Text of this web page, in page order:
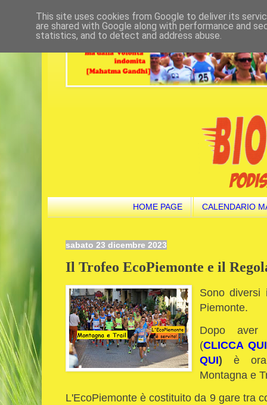
HOME PAGE CALENDARIO
sabato 23 dicembre 2023
Il Trofeo EcoPiemonte e il
Sono diversi
Piemonte.
Dopo aver
(CLICCA QUI
QUI) è ora
Montagna e
L'EcoPiemonte è costituito da 9 gare tra
This site uses cookies from Google to deliver its
are shared with Google along with performance and
statistics, and to detect and address abuse.